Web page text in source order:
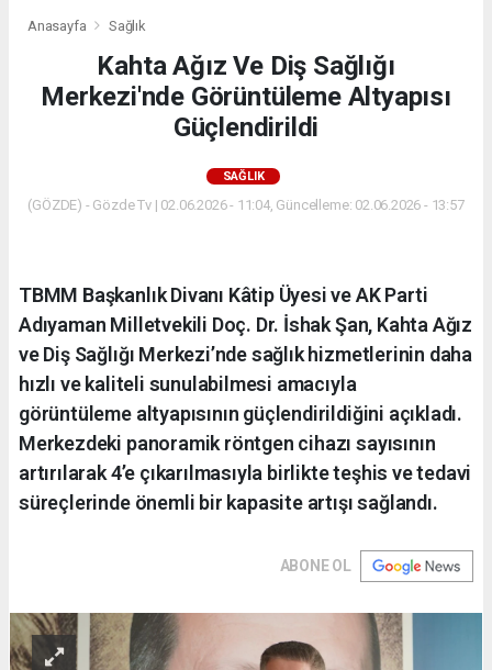
Anasayfa Sağlık
Kahta Ağız Ve Diş Sağlığı
Merkezi'nde Görüntüleme Altyapısı
Güçlendirildi
SAĞLIK
(GÖZDE) - Gözde Tv | 02.06.2026 - 11:04, Güncelleme: 02.06.2026 - 13:57
TBMM Başkanlık Divanı Kâtip Üyesi ve AK Parti
Adıyaman Milletvekili Doç. Dr. İshak Şan, Kahta Ağız
ve Diş Sağlığı Merkezi’nde sağlık hizmetlerinin daha
hızlı ve kaliteli sunulabilmesi amacıyla
görüntüleme altyapısının güçlendirildiğini açıkladı.
Merkezdeki panoramik röntgen cihazı sayısının
artırılarak 4’e çıkarılmasıyla birlikte teşhis ve tedavi
süreçlerinde önemli bir kapasite artışı sağlandı.
ABONE OL